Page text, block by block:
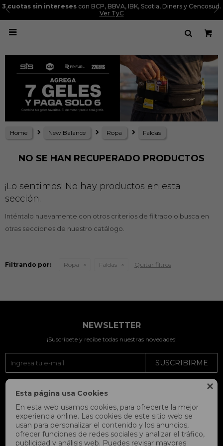

Esta página usa Cookies
En esta web usamos cookies, para ofrecerte la mejor
experiencia online. Las cookies de este sitio web se
usan para personalizar el contenido y los anuncios,
ofrecer funciones de redes sociales y analizar el tráfico,
publicidad y análisis web. Puedes revisar mayores
3 cuotas sin intereses con BCP, BBVA, IBK, Scotia, Diners y Cencosud.
Ver TyC

Home New Balance Ropa Faldas
NO SE HAN RECUPERADO PRODUCTOS
¡Lo sentimos! No hay productos en esta
sección.
Inténtalo nuevamente con otros criterios de filtrado o busca en
otras secciones de nuestro catálogo.
Filtrando por: Ropa Faldas Quitar filtros
NEWSLETTER
¡Suscríbete y recibe todas nuestras novedades!
SUSCRIBIRME
